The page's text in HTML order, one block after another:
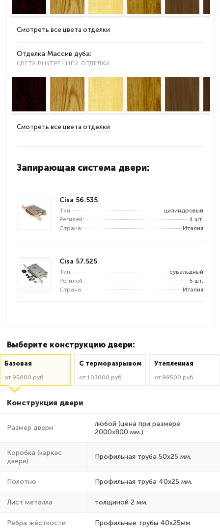
Смотреть все цвета отделки
Отделка Массив дуба:
ЦВЕТА ВНУТРЕННЕЙ ОТДЕЛКИ
Смотреть все цвета отделки
Запирающая система двери:
Cisa 56.535
Тип:
цилиндровый
Регилей:
4 шт.
Страна:
Италия
Cisa 57.525
Тип:
сувальдный
Регилей:
5 шт.
Страна:
Италия
Выберите конструкцию двери:
Базовая
от 95000 руб.
C терморазрывом
от 103000 руб.
Утепленная
от 98500 руб.
Конструкция двери
Размер двери
любой (цена при размере
2000x800 мм.)
Коробка (каркас
двери)
Профильная труба 50х25 мм.
Полотно Профильная труба 40х25 мм.
Лист металла толщиной 2 мм.
Ребра жёсткости Профильные трубы 40х25мм